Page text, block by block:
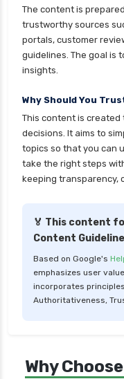
The content is
trustworthy sources
portals, customer
guidelines. The goal is
insights.
Why Should You
This content is created
decisions. It aims to
topics so that you can
take the right steps
keeping transparency,
🏅 This content
Content
Based on Google's
emphasizes user
incorporates
Authoritativeness,
Why